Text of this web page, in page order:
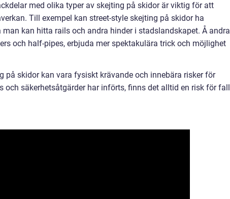
med olika typer av skejting på skidor är viktig för att
Till exempel kan street-style skejting på skidor ha
kan hitta rails och andra hinder i stadslandskapet. Å andra
och half-pipes, erbjuda mer spektakulära trick och möjlighet
på skidor kan vara fysiskt krävande och innebära risker för
och säkerhetsåtgärder har införts, finns det alltid en risk för fall